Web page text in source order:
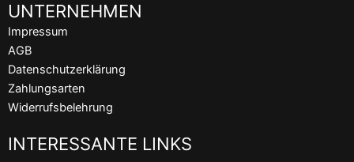
e
b
o
o
k
t
r
UNTERNEHMEN
Impressum
AGB
Datenschutzerklärung
Zahlungsarten
Widerrufsbelehrung
INTERESSANTE LINKS